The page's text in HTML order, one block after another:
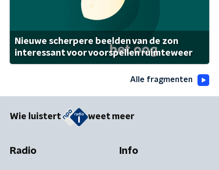
Nieuwe scherpere beelden van de zon
interessant voor voorspellen ruimteweer
Alle fragmenten
Wie luistert weet meer
Radio Info